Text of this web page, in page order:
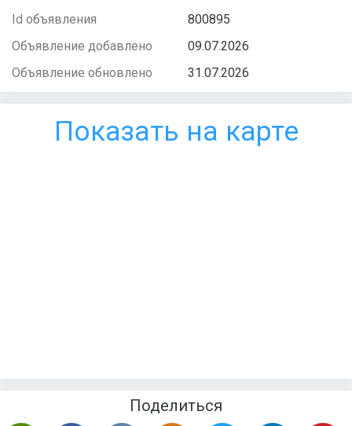
Id объявления
800895
Объявление добавлено
09.07.2026
Объявление обновлено
31.07.2026
Показать на карте
Поделиться